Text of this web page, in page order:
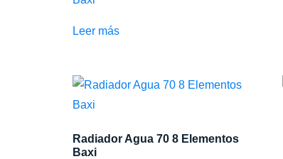
Leer más
Radiador Agua 70 8 Elementos
Baxi